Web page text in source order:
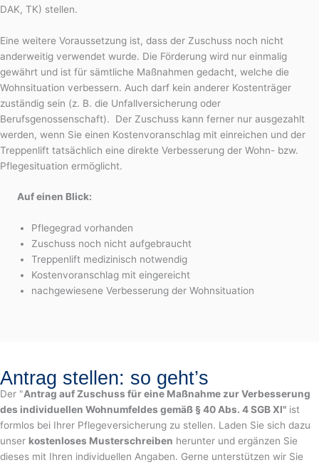
DAK, TK) stellen.
Eine weitere Voraussetzung ist, dass der Zuschuss noch nicht
anderweitig verwendet wurde. Die Förderung wird nur einmalig
gewährt und ist für sämtliche Maßnahmen gedacht, welche die
Wohnsituation verbessern. Auch darf kein anderer Kostenträger
zuständig sein (z. B. die Unfallversicherung oder
Berufsgenossenschaft). Der Zuschuss kann ferner nur ausgezahlt
werden, wenn Sie einen Kostenvoranschlag mit einreichen und der
Treppenlift tatsächlich eine direkte Verbesserung der Wohn- bzw.
Pflegesituation ermöglicht.
Auf einen Blick:
Pflegegrad vorhanden
Zuschuss noch nicht aufgebraucht
Treppenlift medizinisch notwendig
Kostenvoranschlag mit eingereicht
nachgewiesene Verbesserung der Wohnsituation
Antrag stellen: so geht’s
Der "Antrag auf Zuschuss für eine Maßnahme zur Verbesserung
des individuellen Wohnumfeldes gemäß § 40 Abs. 4 SGB XI" ist
formlos bei Ihrer Pflegeversicherung zu stellen. Laden Sie sich dazu
unser kostenloses Musterschreiben herunter und ergänzen Sie
dieses mit Ihren individuellen Angaben. Gerne unterstützen wir Sie